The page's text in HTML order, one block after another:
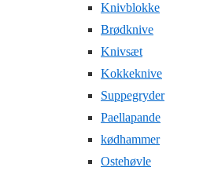
Knivblokke
Brødknive
Knivsæt
Kokkeknive
Suppegryder
Paellapande
kødhammer
Ostehøvle